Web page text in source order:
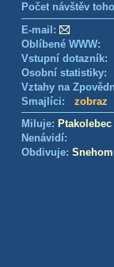
Počet návštěv
E-mail:
Oblíbené WWW:
Vstupní
Osobní
Vztahy na
Smajlíci: zobraz
Miluje: Ptakolebec
Nenávidí:
Obdivuje: